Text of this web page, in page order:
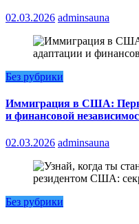
02.03.2026 adminsauna
Без рубрики
Иммиграция в США:
и финансовой
02.03.2026 adminsauna
Без рубрики